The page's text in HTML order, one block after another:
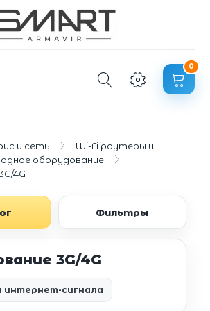
0
и сеть
Wi-Fi роутеры и
оборудование
4G
Фильтры
3G/4G
интернет-сигнала